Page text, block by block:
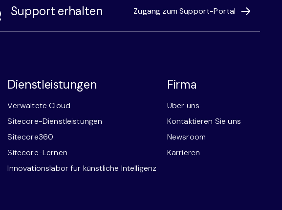
Support erhalten Zugang zum Support-Portal
Dienstleistungen
Verwaltete Cloud
Sitecore-Dienstleistungen
Sitecore360
Sitecore-Lernen
Innovationslabor für künstliche Intelligenz
Firma
Über uns
Kontaktieren Sie uns
Newsroom
Karrieren